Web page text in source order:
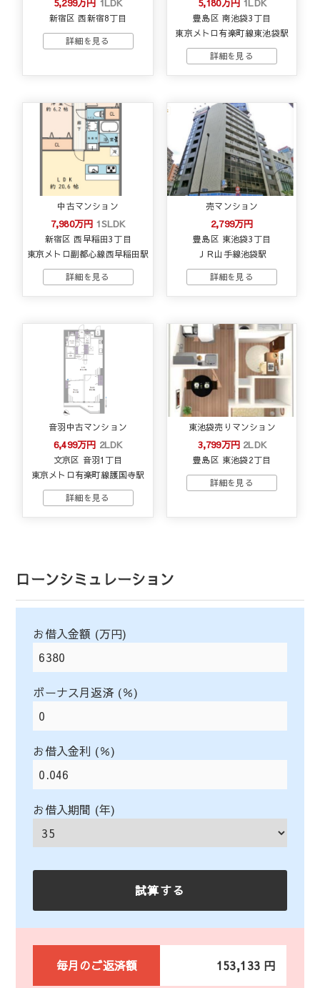
新宿区 西新宿8丁目
豊島区 南池袋3丁目
東京メトロ有楽町線東池袋駅
中古マンション
7,980万円 1SLDK
新宿区 西早稲田3丁目
東京メトロ副都心線西早稲田駅
売マンション
2,799万円
豊島区 東池袋3丁目
ＪＲ山手線池袋駅
音羽中古マンション
6,499万円 2LDK
文京区 音羽1丁目
東京メトロ有楽町線護国寺駅
東池袋売りマンション
3,799万円 2LDK
豊島区 東池袋2丁目
ローンシミュレーション
お借入金額 (万円)
ボーナス月返済 (％)
お借入金利 (％)
お借入期間 (年)
毎月のご返済額 153,133 円